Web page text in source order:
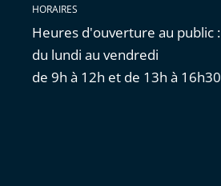
HORAIRES
Heures d'ouverture au public :
du lundi au vendredi
de 9h à 12h et de 13h à 16h30